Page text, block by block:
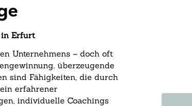
Erfurt
Unternehmens – doch oft
überzeugende
sind Fähigkeiten, die durch
erfahrener
individuelle Coachings